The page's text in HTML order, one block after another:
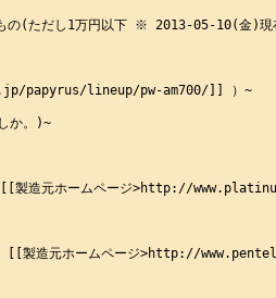
の(ただし1万円以下 ※ 2013-05-10(金)
papyrus/lineup/pw-am700/]] ）~
か。)~
[[製造元ホームページ>http://
／ [[製造元ホームページ>http://